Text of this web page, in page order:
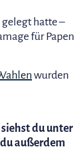
hatte –
für Papen
wurden
siehst du unter
außerdem